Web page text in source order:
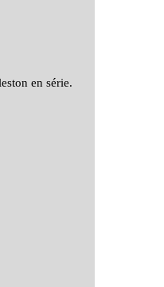
en série.